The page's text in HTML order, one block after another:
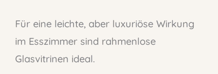
Für eine leichte, aber luxuriöse Wirkung
im Esszimmer sind rahmenlose
Glasvitrinen ideal.